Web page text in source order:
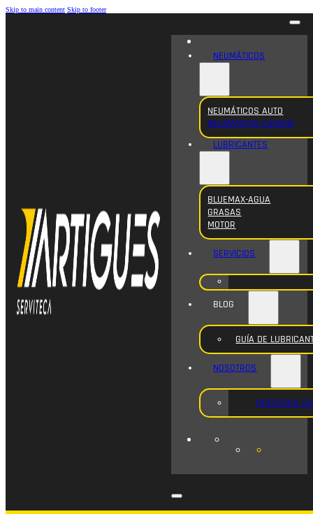
Skip to main content Skip to footer
NEUMÁTICOS
NEUMÁTICOS AUTO
NEUMÁTICOS CAMION
LUBRICANTES
BLUEMAX-AGUA
GRASAS
MOTOR
SERVICIOS
BLOG
GUÍA DE
NOSOTROS
NUESTRAS